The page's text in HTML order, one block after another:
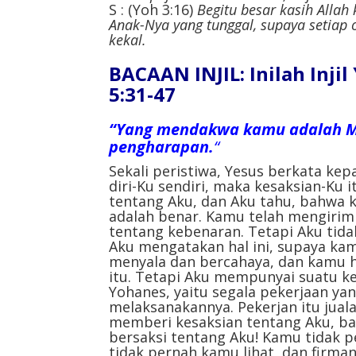
S : (Yoh 3:16) Begitu besar kasih
Anak-Nya yang tunggal, supaya
kekal.
BACAAN INJIL: Inilah
5:31-47
“Yang mendakwa kamu adalah
pengharapan.“
Sekali peristiwa, Yesus berkata
diri-Ku sendiri, maka kesaksian-Ku
tentang Aku, dan Aku tahu, bahwa
adalah benar. Kamu telah
tentang kebenaran. Tetapi Aku
Aku mengatakan hal ini, supaya
menyala dan bercahaya, dan
itu. Tetapi Aku mempunyai suatu
Yohanes, yaitu segala pekerjaan
melaksanakannya. Pekerjan itu
memberi kesaksian tentang Aku,
bersaksi tentang Aku! Kamu tidak
tidak pernah kamu lihat, dan